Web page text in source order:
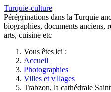
Turquie-culture
Pérégrinations dans la Turquie
biographies, documents anciens,
arts, cuisine etc
Vous êtes ici :
Accueil
Photographies
Villes et villages
Trabzon, la cathédrale